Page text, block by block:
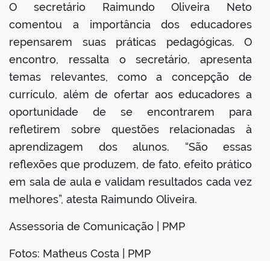
O secretário Raimundo Oliveira Neto
comentou a importância dos educadores
repensarem suas práticas pedagógicas. O
encontro, ressalta o secretário, apresenta
temas relevantes, como a concepção de
currículo, além de ofertar aos educadores a
oportunidade de se encontrarem para
refletirem sobre questões relacionadas à
aprendizagem dos alunos. “São essas
reflexões que produzem, de fato, efeito prático
em sala de aula e validam resultados cada vez
melhores”, atesta Raimundo Oliveira.
Assessoria de Comunicação | PMP
Fotos: Matheus Costa | PMP